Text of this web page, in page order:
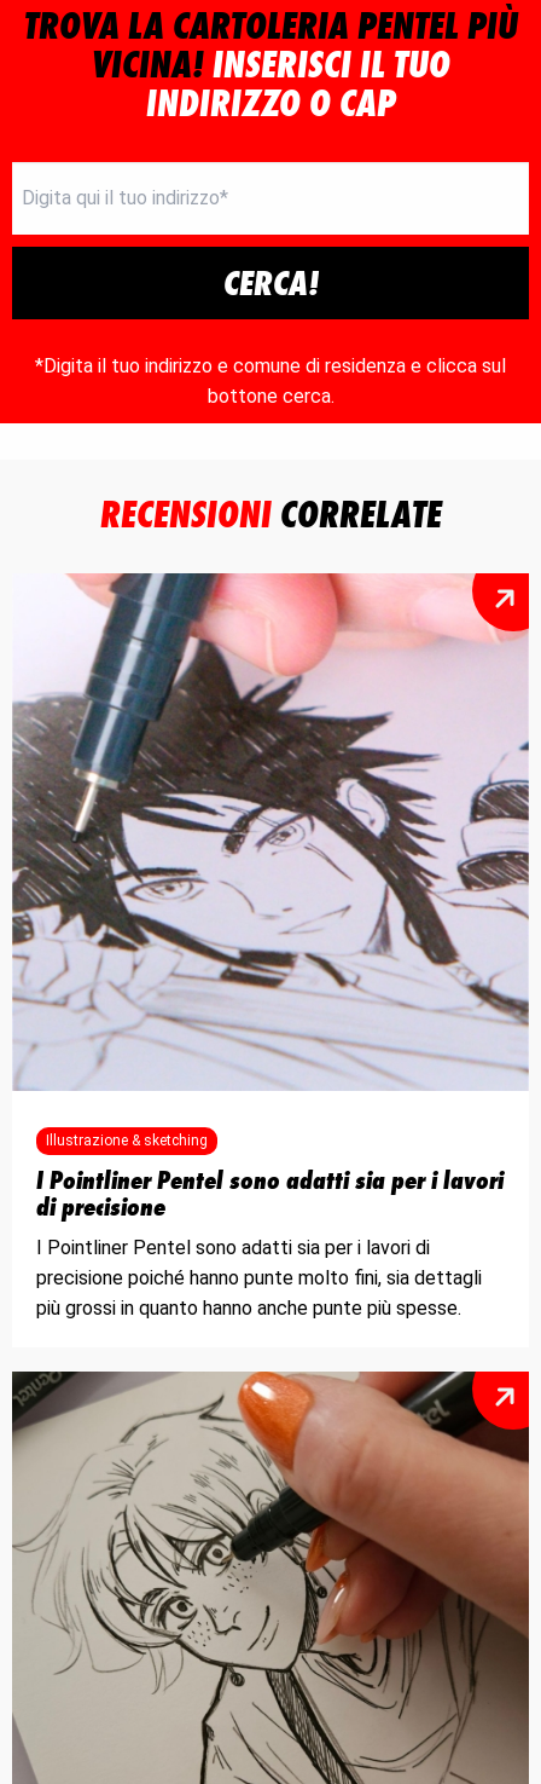
TROVA LA CARTOLERIA PENTEL PIÙ
VICINA!INSERISCI IL TUO
INDIRIZZO O CAP
CERCA!
*Digita il tuo indirizzo e comune di residenza e clicca sul
bottone cerca.
RECENSIONICORRELATE
Illustrazione & sketching
I Pointliner Pentel sono adatti sia per i lavori
di precisione
I Pointliner Pentel sono adatti sia per i lavori di
precisione poiché hanno punte molto fini, sia dettagli
più grossi in quanto hanno anche punte più spesse.